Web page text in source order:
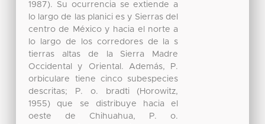
1987). Su ocurrencia se extiende a
lo largo de las planici es y Sierras del
centro de México y hacia el norte a
lo largo de los corredores de la s
tierras altas de la Sierra Madre
Occidental y Oriental. Además, P.
orbiculare tiene cinco subespecies
descritas; P. o. bradti (Horowitz,
1955) que se distribuye hacia el
oeste de Chihuahua, P. o.